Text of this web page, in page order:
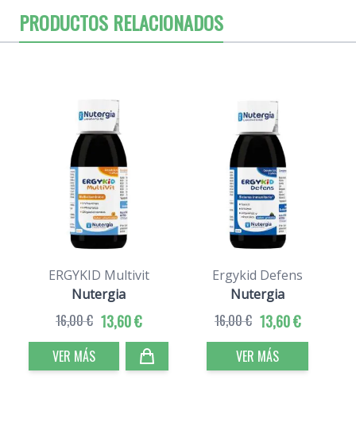
PRODUCTOS RELACIONADOS
ERGYKID Multivit
Nutergia
13,60 €
16,00 €
VER MÁS
Ergykid Defens
Nutergia
13,60 €
16,00 €
VER MÁS